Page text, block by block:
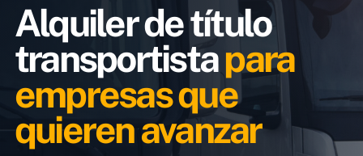
Noticias
Contacto
Alquiler de título
transportistapara
empresas que
quieren avanzar